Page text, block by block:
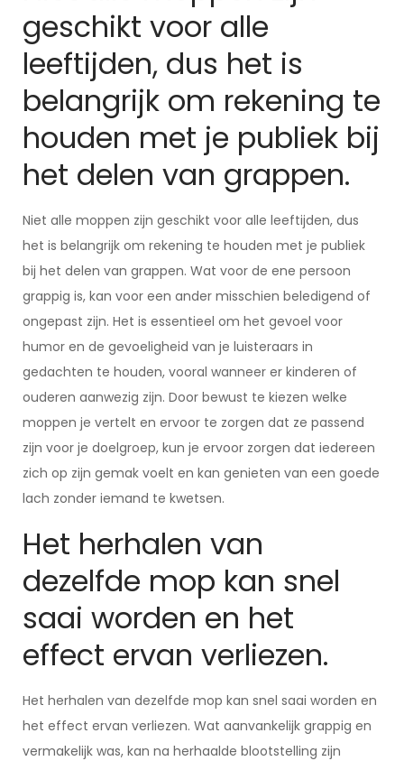
geschikt voor alle
leeftijden, dus het is
belangrijk om rekening te
houden met je publiek bij
het delen van grappen.
Niet alle moppen zijn geschikt voor alle leeftijden, dus
het is belangrijk om rekening te houden met je publiek
bij het delen van grappen. Wat voor de ene persoon
grappig is, kan voor een ander misschien beledigend of
ongepast zijn. Het is essentieel om het gevoel voor
humor en de gevoeligheid van je luisteraars in
gedachten te houden, vooral wanneer er kinderen of
ouderen aanwezig zijn. Door bewust te kiezen welke
moppen je vertelt en ervoor te zorgen dat ze passend
zijn voor je doelgroep, kun je ervoor zorgen dat iedereen
zich op zijn gemak voelt en kan genieten van een goede
lach zonder iemand te kwetsen.
Het herhalen van
dezelfde mop kan snel
saai worden en het
effect ervan verliezen.
Het herhalen van dezelfde mop kan snel saai worden en
het effect ervan verliezen. Wat aanvankelijk grappig en
vermakelijk was, kan na herhaalde blootstelling zijn